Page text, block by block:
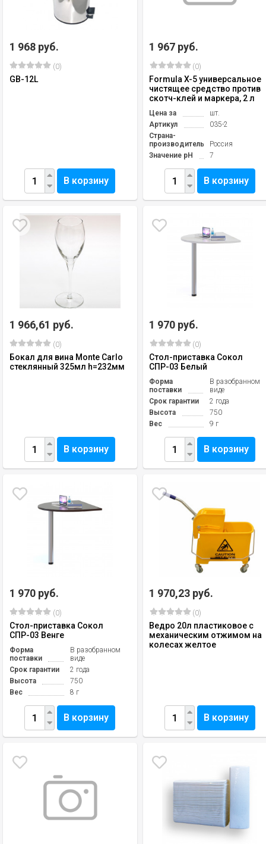
1 968 руб.
(0)
GB-12L
В корзину
1 967 руб.
(0)
Formula X-5 универсальное
чистящее средство против
скотч-клей и маркера, 2 л
Цена за
шт.
Артикул
035-2
Страна-
производитель
Россия
Значение pH
7
В корзину
1 966,61 руб.
(0)
Бокал для вина Monte Carlo
стеклянный 325мл h=232мм
В корзину
1 970 руб.
(0)
Стол-приставка Сокол
СПР-03 Белый
Форма
поставки
В разобранном
виде
Срок гарантии
2 года
Высота
750
Вес
9 г
В корзину
1 970 руб.
(0)
Стол-приставка Сокол
СПР-03 Венге
Форма
поставки
В разобранном
виде
Срок гарантии
2 года
Высота
750
Вес
8 г
В корзину
1 970,23 руб.
(0)
Ведро 20л пластиковое с
механическим отжимом на
колесах желтое
В корзину